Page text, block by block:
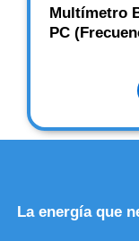
Multímetro
PC
La energía que